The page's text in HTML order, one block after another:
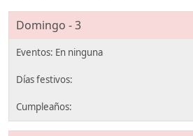
Domingo - 3